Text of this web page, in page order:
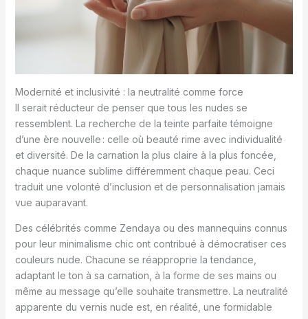
Modernité et inclusivité : la neutralité comme force
Il serait réducteur de penser que tous les nudes se
ressemblent. La recherche de la teinte parfaite témoigne
d’une ère nouvelle : celle où beauté rime avec individualité
et diversité. De la carnation la plus claire à la plus foncée,
chaque nuance sublime différemment chaque peau. Ceci
traduit une volonté d’inclusion et de personnalisation jamais
vue auparavant.
Des célébrités comme Zendaya ou des mannequins connus
pour leur minimalisme chic ont contribué à démocratiser ces
couleurs nude. Chacune se réapproprie la tendance,
adaptant le ton à sa carnation, à la forme de ses mains ou
même au message qu’elle souhaite transmettre. La neutralité
apparente du vernis nude est, en réalité, une formidable